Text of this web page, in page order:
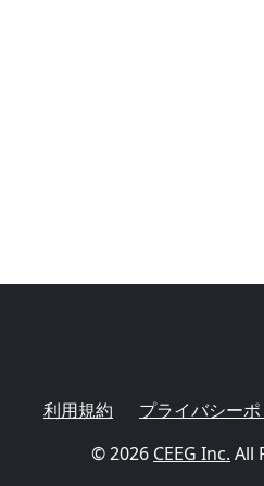
利用規約 プライバシー
© 2026 CEEG Inc. All